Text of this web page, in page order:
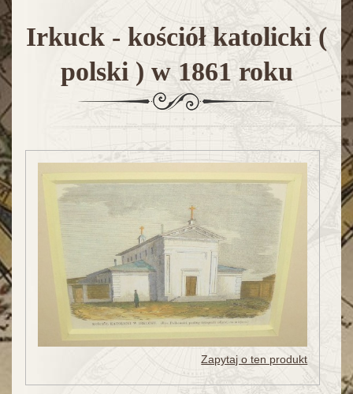
Irkuck - kościół katolicki (
polski ) w 1861 roku
Zapytaj o ten produkt